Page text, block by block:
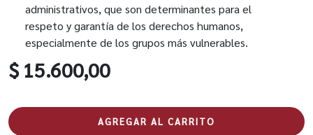
administrativos, que son determinantes para el
respeto y garantía de los derechos humanos,
especialmente de los grupos más vulnerables.
$ 15.600,00
AGREGAR AL CARRITO